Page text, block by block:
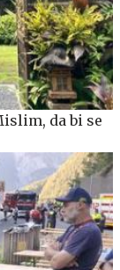
da bi se